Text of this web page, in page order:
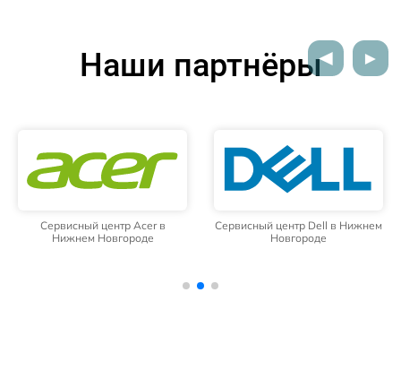
Наши партнёры
Сервисный центр Dell в Нижнем
Новгороде
Сервисный центр HP в Нижнем
Новгороде